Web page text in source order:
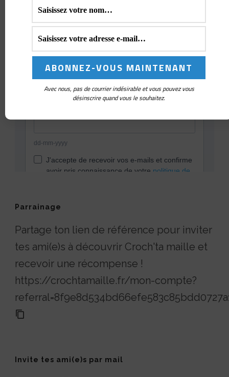
Parrainage
Partage ton lien de référence pour inviter
tes ami(e)s à découvrir Croch'ta maille et
recevoir une récompense !
https://crochtamaille.fr/mon-compte?
Invite tes ami(e)s par mail
Avec nous, pas de courrier indésirable et vous pouvez vous
désinscrire quand vous le souhaitez.